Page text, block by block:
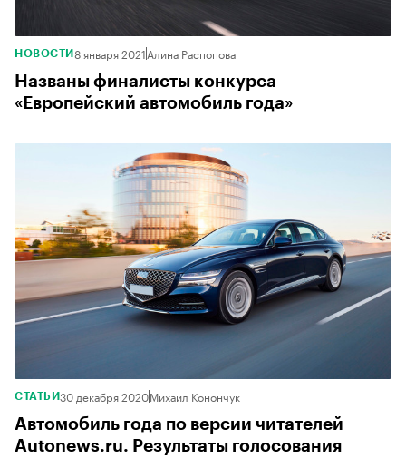
НОВОСТИ 8 января 2021Алина Распопова
Названы финалисты конкурса
«Европейский автомобиль года»
СТАТЬИ30 декабря 2020Михаил Конончук
Автомобиль года по версии читателей
Autonews.ru. Результаты голосования